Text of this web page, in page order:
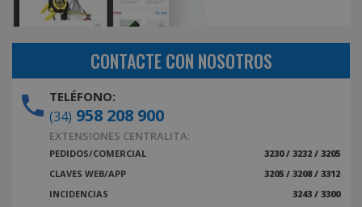
CONTACTE CON NOSOTROS
TELÉFONO:
(34) 958 208 900
EXTENSIONES CENTRALITA:
PEDIDOS/COMERCIAL
3230 / 3232 / 3205
CLAVES WEB/APP
3205 / 3208 / 3312
INCIDENCIAS
3243 / 3300